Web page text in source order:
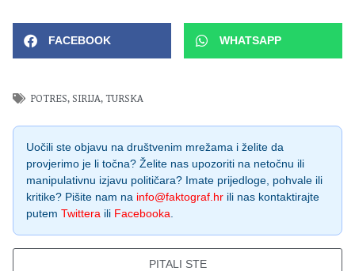
FACEBOOK WHATSAPP
POTRES, SIRIJA,TURSKA
Uočili ste objavu na društvenim mrežama i želite da
provjerimo je li točna? Želite nas upozoriti na netočnu ili
manipulativnu izjavu političara? Imate prijedloge, pohvale ili
kritike? Pišite nam na info@faktograf.hr ili nas kontaktirajte
putem Twittera ili Facebooka
PITALI STE